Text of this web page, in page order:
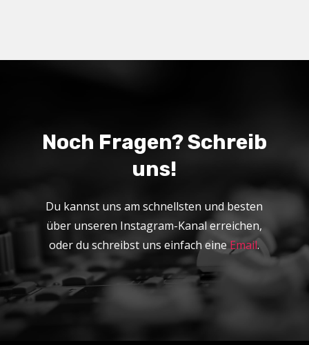
Noch Fragen? Schreib
uns!
Du kannst uns am schnellsten und besten
über unseren Instagram-Kanal erreichen,
oder du schreibst uns einfach eine Email.